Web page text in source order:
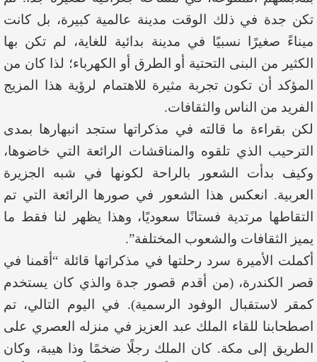
تكن جدة في ذلك الوقت مدينة عالمية كبيرة، بل كانت
ميناءً صغيرًا نسبيًا في مدينة بدائية للغاية، لم تكن بها
الكثير من البنى التحتية أو الطرق أو الكهرباء؛ لذا كان من
المؤكد أن تكون تجربة مثيرة للاهتمام لرؤية هذا المزيج
الفريد من الناس والثقافات.
لكن بقراءة ما قالته في مذكراتها ستجد انبهارها بمدى
الترحيب الذي تلقوه والمناقشات الرائعة التي خاضوها،
وكيف بدأت الشعور بالراحة لكونها في شبه الجزيرة
العربية. انعكس هذا الشعور في صورها الرائعة التي تم
التقاطها مرتدية فستانًا سعوديًا، وهذا يظهر لنا فقط ما
يميز الثقافات والشعوب المختلفة”.
أكملت الأميرة سرد رحلتها في مذكراتها قائلة “أقمنا في
قصر الكندرة، (من أقدم قصور جدة والذي كان يستخدم
كمقر لاستقبال الوفود الرسمية). في اليوم التالي، تم
اصطحابنا للقاء الملك عبد العزيز في منزله العصري على
الطريق إلى مكة. كان الملك رجلًا ضخمًا وذا هيبة، وكان